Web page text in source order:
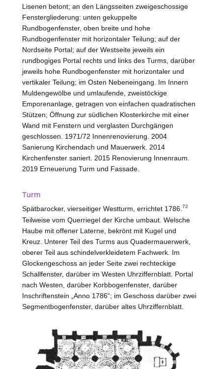
Lisenen betont; an den Längsseiten zweigeschossige
Fenstergliederung: unten gekuppelte
Rundbogenfenster, oben breite und hohe
Rundbogenfenster mit horizontaler Teilung; auf der
Nordseite Portal; auf der Westseite jeweils ein
rundbogiges Portal rechts und links des Turms, darüber
jeweils hohe Rundbogenfenster mit horizontaler und
vertikaler Teilung; im Osten Nebeneingang. Im Innern
Muldengewölbe und umlaufende, zweistöckige
Emporenanlage, getragen von einfachen quadratischen
Stützen; Öffnung zur südlichen Klosterkirche mit einer
Wand mit Fenstern und verglasten Durchgängen
geschlossen. 1971/72 Innenrenovierung. 2004
Sanierung Kirchendach und Mauerwerk. 2014
Kirchenfenster saniert. 2015 Renovierung Innenraum.
2019 Erneuerung Turm und Fassade.
Turm
Spätbarocker, vierseitiger Westturm, errichtet 1786. 72
Teilweise vom Querriegel der Kirche umbaut. Welsche
Haube mit offener Laterne, bekrönt mit Kugel und
Kreuz. Unterer Teil des Turms aus Quadermauerwerk,
oberer Teil aus schindelverkleidetem Fachwerk. Im
Glockengeschoss an jeder Seite zwei rechteckige
Schallfenster, darüber im Westen Uhrziffernblatt. Portal
nach Westen , darüber Korbbogenfenster, darüber
Inschriftenstein „Anno 1786“; im Geschoss darüber zwei
Segmentbogenfenster, darüber altes Uhrziffernblatt.